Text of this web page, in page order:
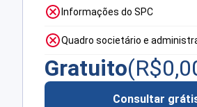
Informações do SPC
Quadro societário e
Gratuito(R$
Consultar